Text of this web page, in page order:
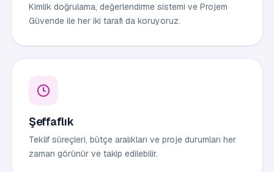
Kimlik doğrulama, değerlendirme sistemi ve Projem
Güvende ile her iki tarafı da koruyoruz.
Şeffaflık
Teklif süreçleri, bütçe aralıkları ve proje durumları her
zaman görünür ve takip edilebilir.